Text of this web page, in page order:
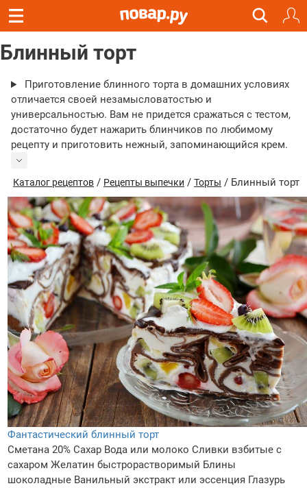
Блинный торт
Приготовление блинного торта в домашних условиях
отличается своей незамысловатостью и
универсальностью. Вам не придется сражаться с тестом,
достаточно будет нажарить блинчиков по любимому
рецепту и приготовить нежный, запоминающийся крем.
Каталог рецептов / Рецепты выпечки / Торты / Блинный торт
Фантастический блинный торт
Сметана 20% Сахар Вода или молоко Сливки взбитые с
сахаром Желатин быстрорастворимый Блины
шоколадные Ванильный экстракт или эссенция Глазурь